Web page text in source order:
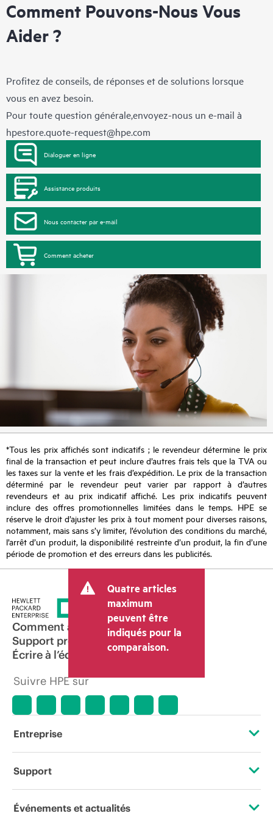
Comment Pouvons-Nous Vous
Aider ?
Profitez de conseils, de réponses et de solutions lorsque
vous en avez besoin.
Pour toute question générale,envoyez-nous un e-mail à
hpestore.quote-request@hpe.com
Dialoguer en ligne
Assistance produits
Nous contacter par e-mail
Comment acheter
*Tous les prix affichés sont indicatifs ; le revendeur détermine le prix
final de la transaction et peut inclure d’autres frais tels que la TVA ou
les taxes sur la vente et les frais d’expédition. Le prix de la transaction
déterminé par le revendeur peut varier par rapport à d’autres
revendeurs et au prix indicatif affiché. Les prix indicatifs peuvent
inclure des offres promotionnelles limitées dans le temps. HPE se
réserve le droit d’ajuster les prix à tout moment pour diverses raisons,
notamment, mais sans s’y limiter, l’évolution des conditions du marché,
l’arrêt d’un produit, la disponibilité restreinte d’un produit, la fin d’une
période de promotion et des erreurs dans les publicités.
Quatre articles
maximum
peuvent être
indiqués pour la
comparaison.
Comment acheter
Support produit
Écrire à l’équipe commerciale
Suivre HPE sur
Entreprise
À propos de HPE
Support
Services d’assistance opérationnelle (OSS)
Événements et actualités